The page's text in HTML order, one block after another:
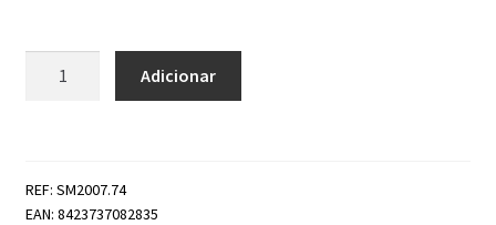
Estações
Adicionar
REF: SM2007.74
EAN: 8423737082835